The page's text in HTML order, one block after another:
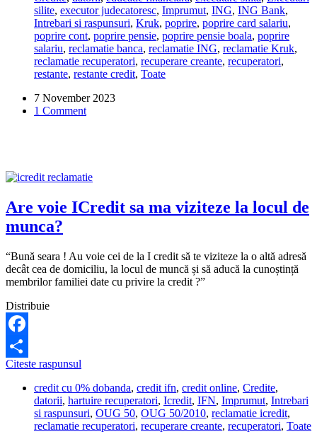
daca
m-
am
imbolnavit
si
n-
mai
putut
silite, executor judecatoresc, Imprumut, ING, ING Bank,
Intrebari si raspunsuri, Kruk, poprire, poprire card salariu,
poprire cont, poprire pensie, poprire pensie boala, poprire
salariu, reclamatie banca, reclamatie ING, reclamatie Kruk,
reclamatie recuperatori, recuperare creante, recuperatori,
restante, restante credit, Toate
7 November 2023
1 Comment
Are voie ICredit sa ma viziteze la locul de
munca?
“Bună seara ! Au voie cei de la I credit să te viziteze la o altă adresă
decât cea de domiciliu, la locul de muncă și să aducă la cunoștință
membrilor familiei date cu privire la credit ?”
Distribuie
Facebook
Share
Citeste raspunsul
ICredit
sa
ma
viziteze
credit cu 0% dobanda, credit ifn, credit online, Credite,
datorii, hartuire recuperatori, Icredit, IFN, Imprumut, Intrebari
si raspunsuri, OUG 50, OUG 50/2010, reclamatie icredit,
reclamatie recuperatori, recuperare creante, recuperatori, Toate